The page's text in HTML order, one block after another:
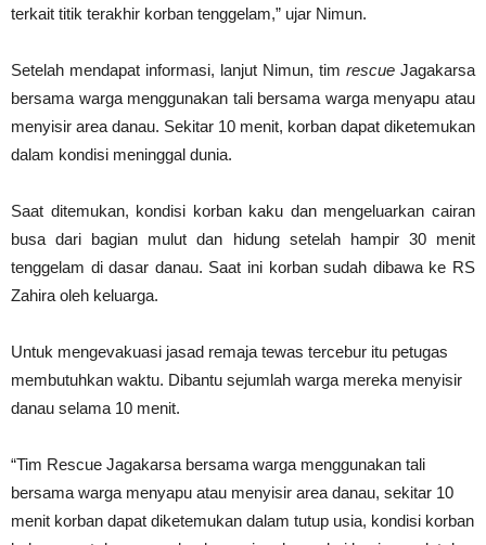
terkait titik terakhir korban tenggelam,” ujar Nimun.
Setelah mendapat informasi, lanjut Nimun, tim rescue Jagakarsa
bersama warga menggunakan tali bersama warga menyapu atau
menyisir area danau. Sekitar 10 menit, korban dapat diketemukan
dalam kondisi meninggal dunia.
Saat ditemukan, kondisi korban kaku dan mengeluarkan cairan
busa dari bagian mulut dan hidung setelah hampir 30 menit
tenggelam di dasar danau. Saat ini korban sudah dibawa ke RS
Zahira oleh keluarga.
Untuk mengevakuasi jasad remaja tewas tercebur itu petugas
membutuhkan waktu. Dibantu sejumlah warga mereka menyisir
danau selama 10 menit.
“Tim Rescue Jagakarsa bersama warga menggunakan tali
bersama warga menyapu atau menyisir area danau, sekitar 10
menit korban dapat diketemukan dalam tutup usia, kondisi korban